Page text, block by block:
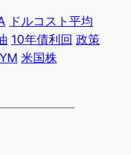
ドルコスト平均
10年債利回 政策
米国株